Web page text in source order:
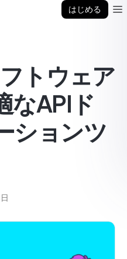
はじめる
トウェア
なAPIド
ションツ